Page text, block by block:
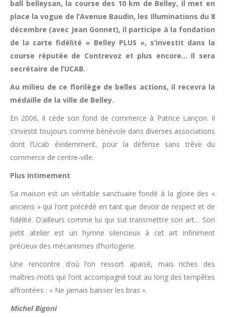
ball belleysan, la course des 10 km de Belley, il met en
place la vogue de l’Avenue Baudin, les Illuminations du 8
décembre (avec Jean Gonnet), il participe à la fondation
de la carte fidélité « Belley PLUS », s’investit dans la
course réputée de Contrevoz et plus encore… Il sera
secrétaire de l’UCAB.
Au milieu de ce florilège de belles actions, il recevra la
médaille de la ville de Belley.
En 2006, il cède son fond de commerce à Patrice Lançon. Il
s’investit toujours comme bénévole dans diverses associations
dont l’Ucab évidemment, pour la défense sans trêve du
commerce de centre-ville.
Plus intimement
Sa maison est un véritable sanctuaire fondé à la gloire des «
anciens » qui l’ont précédé en tant que devoir de respect et de
fidélité. D’ailleurs comme lui qui sut transmettre son art… Son
petit atelier est un hymne silencieux à cet art infiniment
précieux des mécanismes d’horlogerie.
Une rencontre d’où l’on ressort apaisé, mais riches des
maîtres-mots qui l’ont accompagné tout au long des tempêtes
affrontées : « Ne jamais baisser les bras ».
Michel Bigoni